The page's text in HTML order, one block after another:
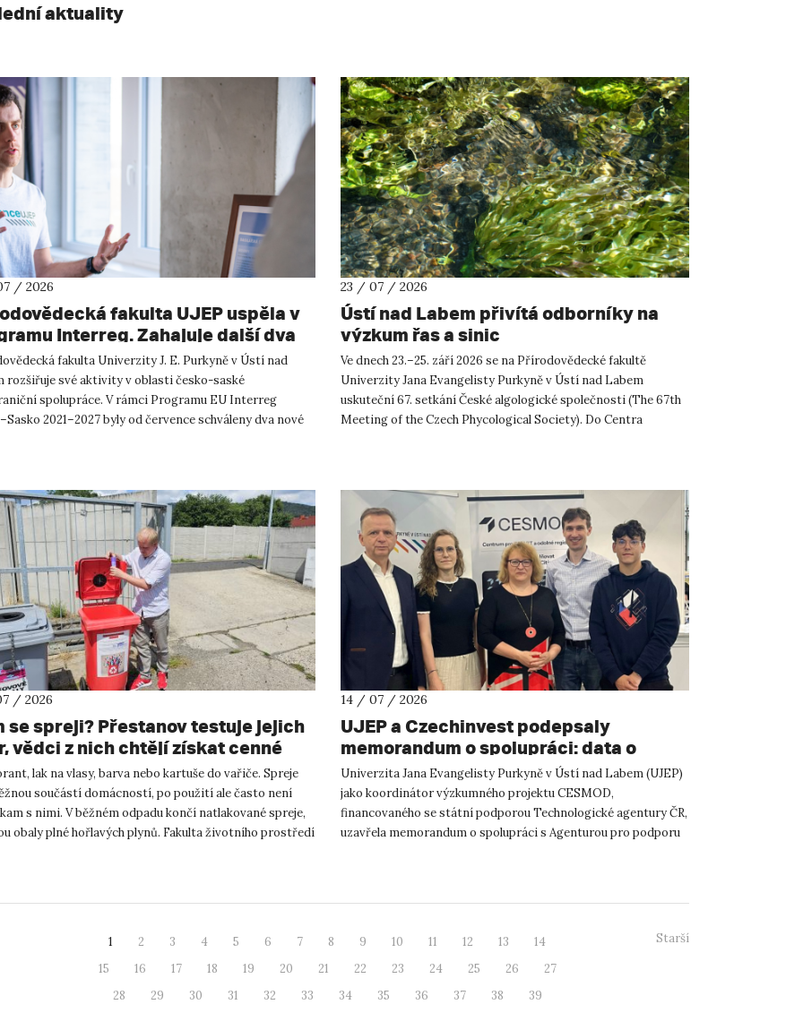
aktuality
/ 2026
fakulta UJEP uspěla v
Interreg. Zahajuje další dva
projekty se saskými
fakulta Univerzity J. E. Purkyně v Ústí nad
rozšiřuje své aktivity v oblasti česko-saské
spolupráce. V rámci Programu EU Interreg
2021–2027 byly od července schváleny dva nové
23 / 07 / 2026
Ústí nad Labem přivítá odborníky na
výzkum řas a sinic
Ve dnech 23.–25. září 2026 se na Přírodovědecké fakultě
Univerzity Jana Evangelisty Purkyně v Ústí nad Labem
uskuteční 67. setkání České algologické společnosti (The 67th
Meeting of the Czech Phycological Society). Do Centra
/ 2026
se spreji? Přestanov testuje jejich
vědci z nich chtějí získat cenné
lak na vlasy, barva nebo kartuše do vařiče. Spreje
součástí domácností, po použití ale často není
s nimi. V běžném odpadu končí natlakované spreje,
obaly plné hořlavých plynů. Fakulta životního prostředí
14 / 07 / 2026
UJEP a Czechinvest podepsaly
memorandum o spolupráci: data o
podnikatelském prostředí posílí
výzkum CESMOD
Univerzita Jana Evangelisty Purkyně v Ústí nad Labem (UJEP)
jako koordinátor výzkumného projektu CESMOD,
financovaného se státní podporou Technologické agentury ČR,
uzavřela memorandum o spolupráci s Agenturou pro podporu
1 2 3 4 5 6 7 8 9 10 11 12 13
14
15
16 17 18 19 20 21 22 23 24 25 26
27
28
29 30 31 32 33 34 35 36 37 38
39
Starší